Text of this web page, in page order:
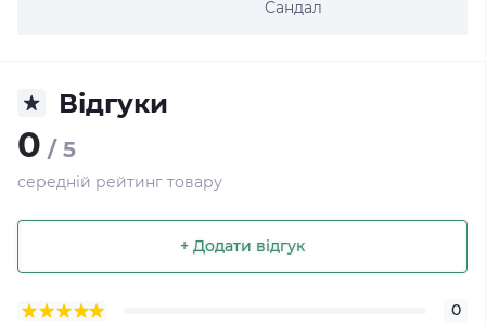
Сандал
Відгуки
0 / 5
середній рейтинг товару
+ Додати відгук
0